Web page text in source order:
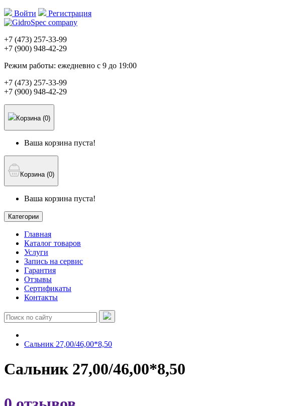
Войти Регистрация
+7 (473) 257-33-99
+7 (900) 948-42-29
Режим работы: ежедневно с 9 до 19:00
+7 (473) 257-33-99
+7 (900) 948-42-29
Корзина (0)
Ваша корзина пуста!
Корзина (0)
Ваша корзина пуста!
Категории
Главная
Каталог товаров
Услуги
Запись на сервис
Гарантия
Отзывы
Сертификаты
Контакты
Сальник 27,00/46,00*8,50
Сальник 27,00/46,00*8,50